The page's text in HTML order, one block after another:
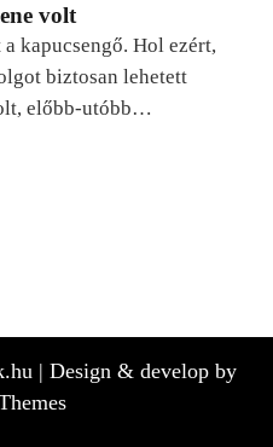
volt
kapucsengő. Hol ezért,
biztosan lehetett
előbb-utóbb…
| Design & develop by